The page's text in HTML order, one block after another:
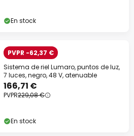
En stock
PVPR -62,37 €
Sistema de riel Lumaro, puntos de luz,
7 luces, negro, 48 V, atenuable
166,71 €
PVPR229,08 €
En stock